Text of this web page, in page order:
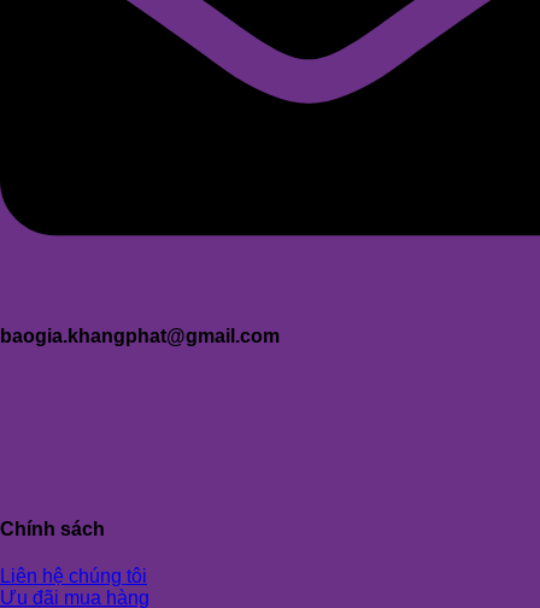
baogia.khangphat@gmail.com
Chính sách
Liên hệ chúng tôi
Ưu đãi mua hàng